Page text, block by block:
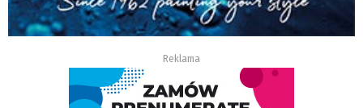
Reklama